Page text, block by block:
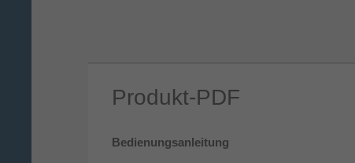
Unterstützte Videoformate
unterstützte Audioformate
Produkt-PDF
Bedienungsanleitung